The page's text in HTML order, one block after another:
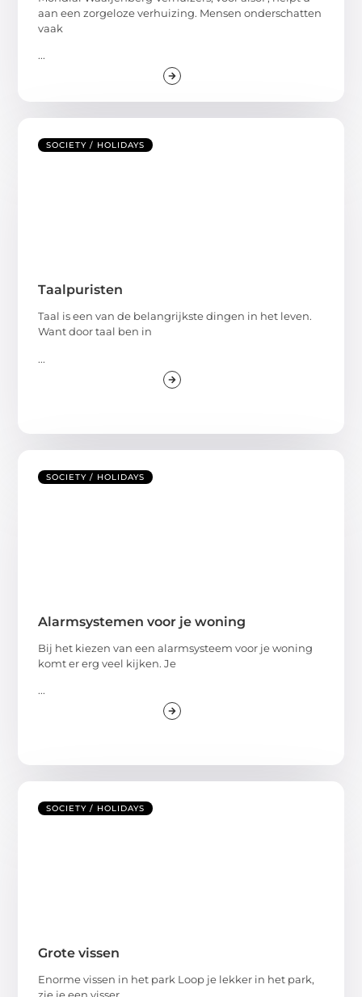
aan een zorgeloze verhuizing. Mensen onderschatten
vaak
...
SOCIETY / HOLIDAYS
Taalpuristen
Taal is een van de belangrijkste dingen in het leven.
Want door taal ben in
...
SOCIETY / HOLIDAYS
Alarmsystemen voor je woning
Bij het kiezen van een alarmsysteem voor je woning
komt er erg veel kijken. Je
...
SOCIETY / HOLIDAYS
Grote vissen
Enorme vissen in het park Loop je lekker in het park,